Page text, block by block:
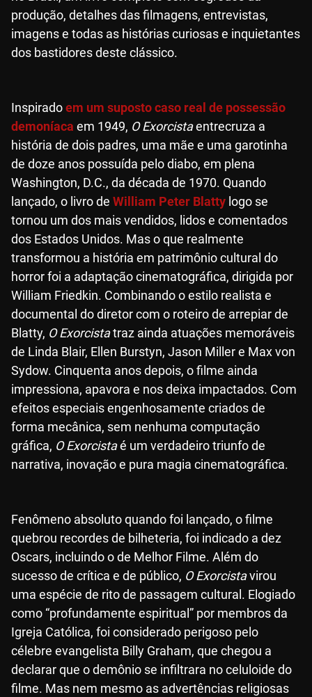
produção, detalhes das filmagens, entrevistas,
imagens e todas as histórias curiosas e inquietantes
dos bastidores deste clássico.
Inspiradoem um suposto caso real de possessão
demoníaca em 1949, O Exorcistaentrecruza a
história de dois padres, uma mãe e uma garotinha
de doze anos possuída pelo diabo, em plena
Washington, D.C., da década de 1970. Quando
lançado, o livro de William Peter Blatty logo se
tornou um dos mais vendidos, lidos e comentados
dos Estados Unidos. Mas o que realmente
transformou a história em patrimônio cultural do
horror foi a adaptação cinematográfica, dirigida por
William Friedkin. Combinando o estilo realista e
documental do diretor com o roteiro de arrepiar de
Blatty, O Exorcistatraz ainda atuações memoráveis
de Linda Blair, Ellen Burstyn, Jason Miller e Max von
Sydow. Cinquenta anos depois, o filme ainda
impressiona, apavora e nos deixa impactados. Com
efeitos especiais engenhosamente criados de
forma mecânica, sem nenhuma computação
gráfica, O Exorcistaé um verdadeiro triunfo de
narrativa, inovação e pura magia cinematográfica.
Fenômeno absoluto quando foi lançado, o filme
quebrou recordes de bilheteria, foi indicado a dez
Oscars, incluindo o de Melhor Filme. Além do
sucesso de crítica e de público, O Exorcistavirou
uma espécie de rito de passagem cultural. Elogiado
como “profundamente espiritual” por membros da
Igreja Católica, foi considerado perigoso pelo
célebre evangelista Billy Graham, que chegou a
declarar que o demônio se infiltrara no celuloide do
filme. Mas nem mesmo as advertências religiosas